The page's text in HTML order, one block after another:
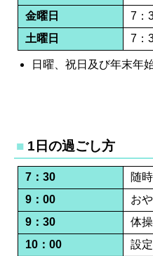
金曜日
7：
土曜日
7：
日曜、祝日及び年末年
1日の過ごし方
7：30
随
9：00
お
9：30
体
10：00
設